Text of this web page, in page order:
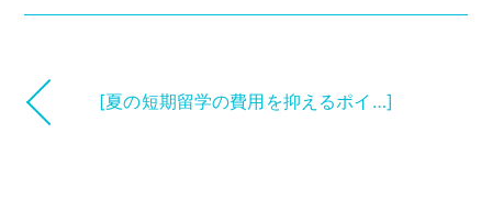
[夏の短期留学の費用を抑えるポイ…]